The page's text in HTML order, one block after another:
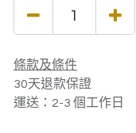
條款及條件
30天退款保證
運送：2-3 個工作日